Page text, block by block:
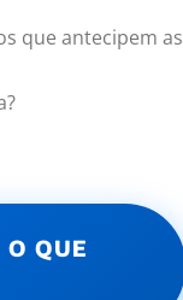
que antecipem as
O QUE